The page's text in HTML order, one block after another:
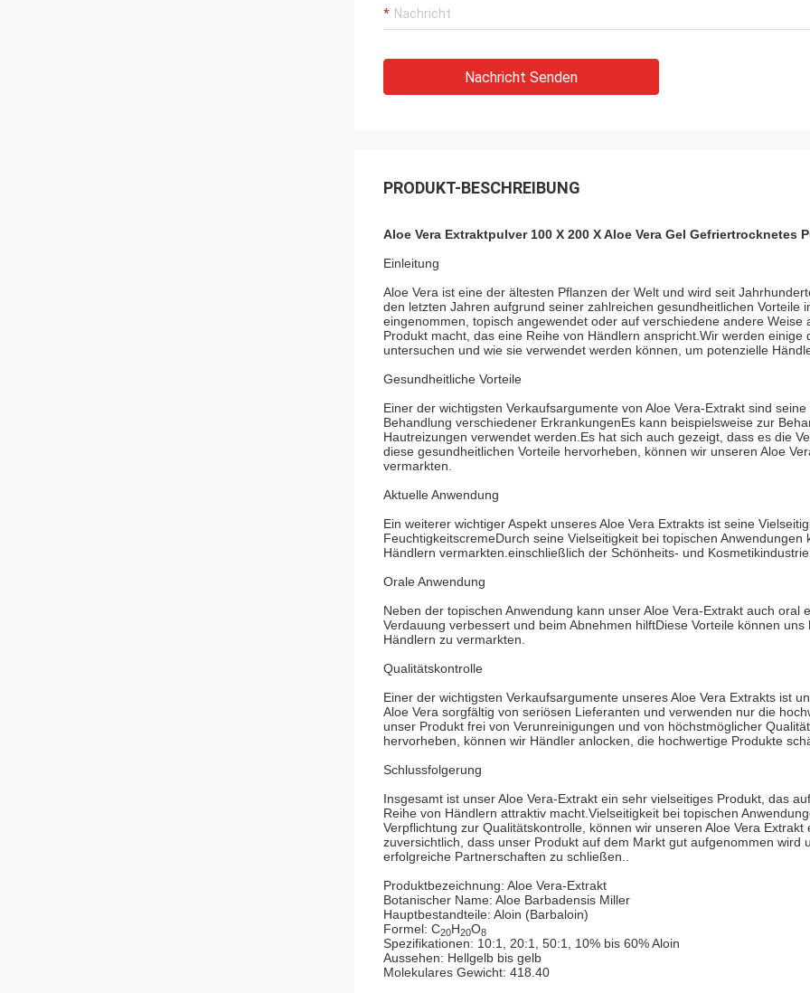
Nachricht Senden
PRODUKT-BESCHREIBUNG
Aloe Vera Extraktpulver 100 X 200 X Aloe Vera Gel Gefriertrocknetes
Einleitung
Aloe Vera ist eine der ältesten Pflanzen der Welt und wird seit
den letzten Jahren aufgrund seiner zahlreichen gesundheitlichen Vorteile
eingenommen, topisch angewendet oder auf verschiedene andere
Produkt macht, das eine Reihe von Händlern anspricht.Wir werden
untersuchen und wie sie verwendet werden können, um potenzielle
Gesundheitliche Vorteile
Einer der wichtigsten Verkaufsargumente von Aloe Vera-Extrakt sind
Behandlung verschiedener ErkrankungenEs kann beispielsweise zur
Hautreizungen verwendet werden.Es hat sich auch gezeigt, dass es die
diese gesundheitlichen Vorteile hervorheben, können wir unseren Aloe
vermarkten.
Aktuelle Anwendung
Ein weiterer wichtiger Aspekt unseres Aloe Vera Extrakts ist seine
FeuchtigkeitscremeDurch seine Vielseitigkeit bei topischen
Händlern vermarkten.einschließlich der Schönheits- und Kosmetikindustrie.
Orale Anwendung
Neben der topischen Anwendung kann unser Aloe Vera-Extrakt auch
Verdauung verbessert und beim Abnehmen hilftDiese Vorteile können
Händlern zu vermarkten.
Qualitätskontrolle
Einer der wichtigsten Verkaufsargumente unseres Aloe Vera Extrakts ist
Aloe Vera sorgfältig von seriösen Lieferanten und verwenden nur die
unser Produkt frei von Verunreinigungen und von höchstmöglicher
hervorheben, können wir Händler anlocken, die hochwertige Produkte
Schlussfolgerung
Insgesamt ist unser Aloe Vera-Extrakt ein sehr vielseitiges Produkt, das
Reihe von Händlern attraktiv macht.Vielseitigkeit bei topischen
Verpflichtung zur Qualitätskontrolle, können wir unseren Aloe Vera
zuversichtlich, dass unser Produkt auf dem Markt gut aufgenommen
erfolgreiche Partnerschaften zu schließen..
Produktbezeichnung: Aloe Vera-Extrakt
Botanischer Name: Aloe Barbadensis Miller
Hauptbestandteile: Aloin (Barbaloin)
Formel: C20H20O8
Spezifikationen: 10:1, 20:1, 50:1, 10% bis 60% Aloin
Aussehen: Hellgelb bis gelb
Molekulares Gewicht: 418.40